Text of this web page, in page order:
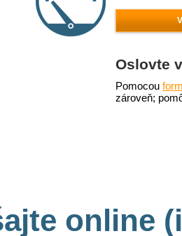
Oslovte
Pomocou
zároveň;
online